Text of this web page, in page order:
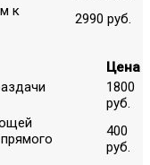
к
2990 руб.
Цена
1800
руб.
400
руб.